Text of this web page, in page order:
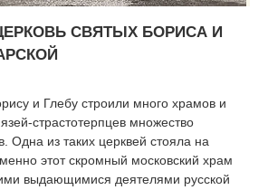
СВЯТЫХ БОРИСА И
и Глебу строили много храмов и
страстотерпцев множество
Одна из таких церквей стояла на
этот скромный московский храм
выдающимися деятелями русской